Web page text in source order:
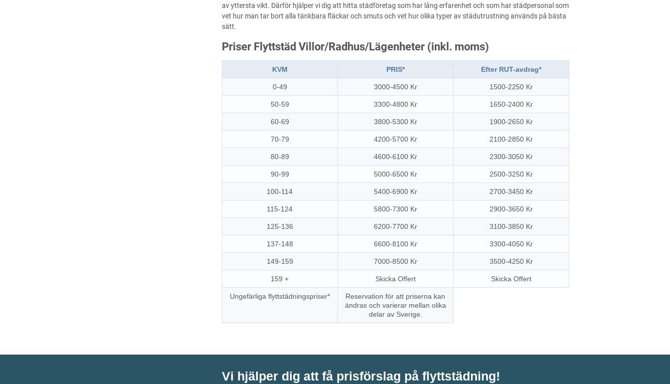
av yttersta vikt. Därför hjälper vi dig att hitta städföretag som har lång erfarenhet och som har städpersonal som
vet hur man tar bort alla tänkbara fläckar och smuts och vet hur olika typer av städutrustning används på bästa
sätt.
Priser Flyttstäd Villor/Radhus/Lägenheter (inkl. moms)
KVM PRIS* Efter RUT-avdrag*
0-49 3000-4500 Kr 1500-2250 Kr
50-59 3300-4800 Kr 1650-2400 Kr
60-69 3800-5300 Kr 1900-2650 Kr
70-79 4200-5700 Kr 2100-2850 Kr
80-89 4600-6100 Kr 2300-3050 Kr
90-99 5000-6500 Kr 2500-3250 Kr
100-114 5400-6900 Kr 2700-3450 Kr
115-124 5800-7300 Kr 2900-3650 Kr
125-136 6200-7700 Kr 3100-3850 Kr
137-148 6600-8100 Kr 3300-4050 Kr
149-159 7000-8500 Kr 3500-4250 Kr
159 + Skicka Offert Skicka Offert
Ungefärliga flyttstädningspriser*
Reservation för att priserna kan
ändras och varierar mellan olika
delar av Sverige.
Vi hjälper dig att få prisförslag på flyttstädning!